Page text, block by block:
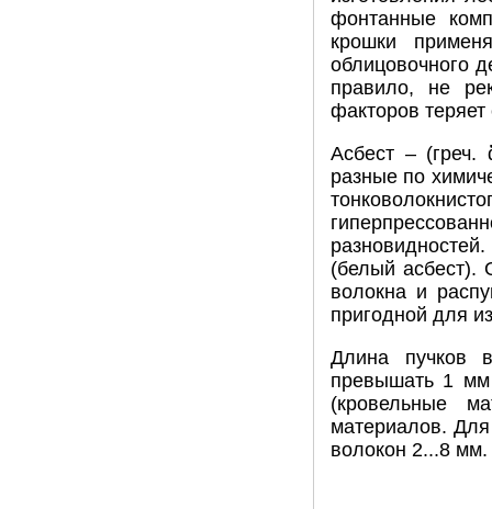
фонтанные
крошки
облицовочного
правило, не
факторов
Асбест ‒ (греч.
разные по
(белый асбест).
волокна и
пригодной для
Длина пучков
превышать 1 мм
(кровельные
материалов.
волокон 2...8 мм.